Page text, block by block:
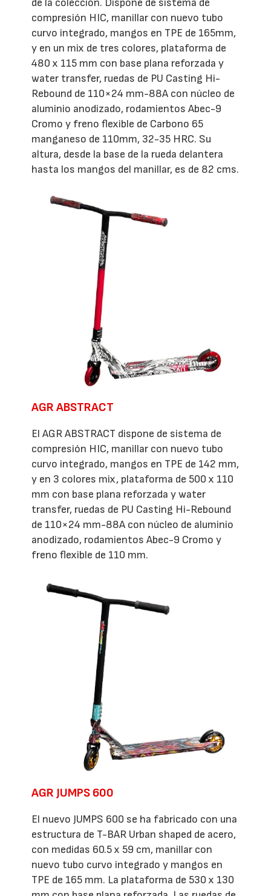
compresión HIC, manillar con nuevo tubo
curvo integrado, mangos en TPE de 165mm,
y en un mix de tres colores, plataforma de
480 x 115 mm con base plana reforzada y
water transfer, ruedas de PU Casting Hi-
Rebound de 110×24 mm-88A con núcleo de
aluminio anodizado, rodamientos Abec-9
Cromo y freno flexible de Carbono 65
manganeso de 110mm, 32-35 HRC. Su
altura, desde la base de la rueda delantera
hasta los mangos del manillar, es de 82 cms.
AGR ABSTRACT
El AGR ABSTRACT dispone de sistema de
compresión HIC, manillar con nuevo tubo
curvo integrado, mangos en TPE de 142 mm,
y en 3 colores mix, plataforma de 500 x 110
mm con base plana reforzada y water
transfer, ruedas de PU Casting Hi-Rebound
de 110×24 mm-88A con núcleo de aluminio
anodizado, rodamientos Abec-9 Cromo y
freno flexible de 110 mm.
AGR JUMPS 600
El nuevo JUMPS 600 se ha fabricado con una
estructura de T-BAR Urban shaped de acero,
con medidas 60.5 x 59 cm, manillar con
nuevo tubo curvo integrado y mangos en
TPE de 165 mm. La plataforma de 530 x 130